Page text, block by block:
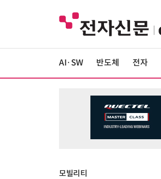
AI·SW 반도체 전자
모빌리티